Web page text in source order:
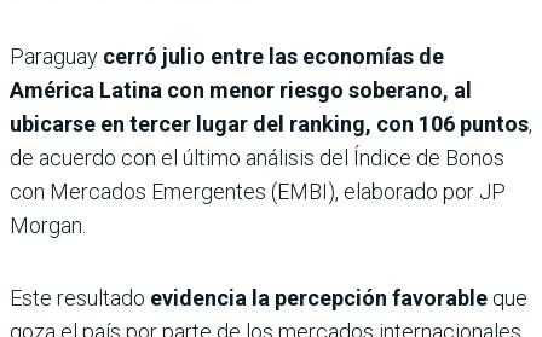
Paraguay cerró julio entre las economías de
América Latina con menor riesgo soberano, al
ubicarse en tercer lugar del ranking, con 106 puntos,
de acuerdo con el último análisis del Índice de Bonos
con Mercados Emergentes (EMBI), elaborado por JP
Morgan.
Este resultado evidencia la percepción favorable que
goza el país por parte de los mercados internacionales